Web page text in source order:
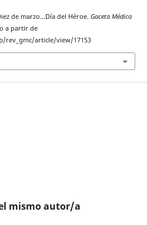
de marzo…Día del Héroe. Gaceta Médica
a partir de
rev_gmc/article/view/17153
mismo autor/a